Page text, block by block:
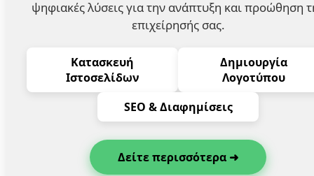
ψηφιακές λύσεις για την ανάπτυξη και προώθηση
επιχείρησής σας.
Κατασκευή
Ιστοσελίδων
Δημιουργία
Λογοτύπου
SEO & Διαφημίσεις
Δείτε περισσότερα ➜